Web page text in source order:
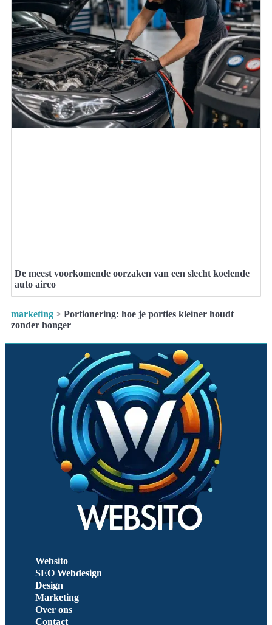
De meest voorkomende oorzaken van een slecht koelende
auto airco
marketing > Portionering: hoe je porties kleiner houdt
zonder honger
Websito
SEO Webdesign
Design
Marketing
Over ons
Contact